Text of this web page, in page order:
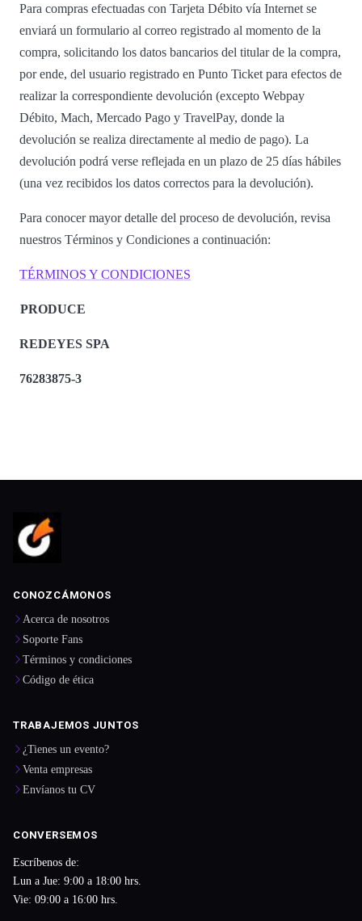
Para compras efectuadas con Tarjeta Débito vía Internet se
enviará un formulario al correo registrado al momento de la
compra, solicitando los datos bancarios del titular de la compra,
por ende, del usuario registrado en Punto Ticket para efectos de
realizar la correspondiente devolución (excepto Webpay
Débito, Mach, Mercado Pago y TravelPay, donde la
devolución se realiza directamente al medio de pago). La
devolución podrá verse reflejada en un plazo de 25 días hábiles
(una vez recibidos los datos correctos para la devolución).
Para conocer mayor detalle del proceso de devolución, revisa
nuestros Términos y Condiciones a continuación:
TÉRMINOS Y CONDICIONES
PRODUCE
REDEYES SPA
76283875-3
CONOZCÁMONOS
Acerca de nosotros
Soporte Fans
Términos y condiciones
Código de ética
TRABAJEMOS JUNTOS
¿Tienes un evento?
Venta empresas
Envíanos tu CV
CONVERSEMOS
Escríbenos de:
Lun a Jue: 9:00 a 18:00 hrs.
Vie: 09:00 a 16:00 hrs.